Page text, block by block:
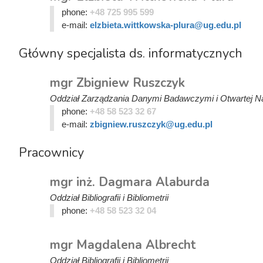
phone: +48 725 995 599
e-mail: elzbieta.wittkowska-plura@ug.edu.pl
Główny specjalista ds. informatycznych
mgr Zbigniew Ruszczyk
Oddział Zarządzania Danymi Badawczymi i Otwartej
phone: +48 58 523 32 67
e-mail: zbigniew.ruszczyk@ug.edu.pl
Pracownicy
mgr inż. Dagmara Alaburda
Oddział Bibliografii i Bibliometrii
phone: +48 58 523 32 04
mgr Magdalena Albrecht
Oddział Bibliografii i Bibliometrii